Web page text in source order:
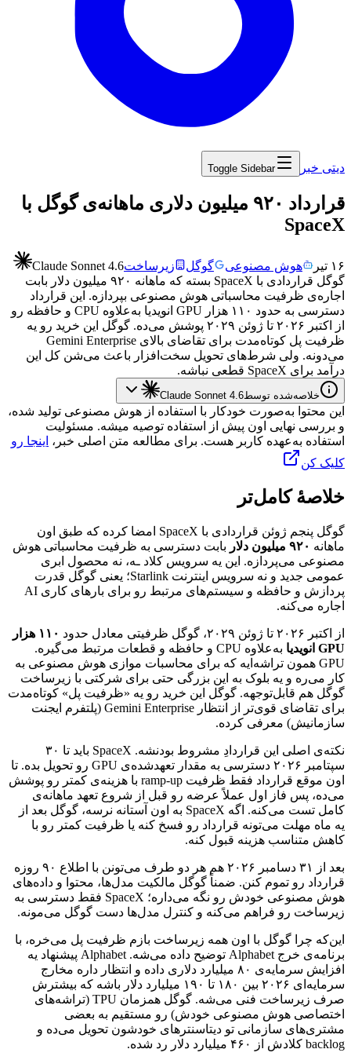
دیتی خبر Toggle Sidebar
‏قرارداد ۹۲۰ میلیون دلاری ماهانه‌ی گوگل با
SpaceX
۱۶ تیر هوش مصنوعی گوگل زیرساختClaude Sonnet 4.6
گوگل قراردادی با SpaceX بسته که ماهانه ۹۲۰ میلیون دلار بابت
اجاره‌ی ظرفیت محاسباتی هوش مصنوعی بپردازه. این قرارداد
دسترسی به حدود ۱۱۰ هزار GPU انویدیا به‌علاوه CPU و حافظه رو
از
اکتبر ۲۰۲۶ تا ژوئن ۲۰۲۹ پوشش می‌ده. گوگل این خرید رو یه
ظرفیت پل کوتاه‌مدت برای تقاضای بالای Gemini Enterprise
می‌دونه. ولی شرط‌های تحویل سخت‌افزار باعث می‌شن کل این
درآمد برای SpaceX قطعی نباشه.
خلاصه‌شده توسطClaude Sonnet 4.6
این محتوا به‌صورت خودکار با استفاده از هوش مصنوعی تولید شده،
و بررسی نهایی اون پیش از استفاده توصیه میشه. مسئولیت
استفاده به‌عهده کاربر هست. برای مطالعه متن اصلی خبر، اینجا رو
کلیک کن
خلاصهٔ کامل‌تر
گوگل پنجم ژوئن قراردادی با SpaceX امضا کرده که طبق اون
ماهانه ۹۲۰ میلیون دلار بابت دسترسی به ظرفیت محاسباتی هوش
مصنوعی می‌پردازه. این یه سرویس کلاد ـه، نه محصول ابری
عمومی جدید و نه سرویس اینترنت Starlink؛ یعنی گوگل قدرت
پردازش و حافظه و سیستم‌های مرتبط رو برای بارهای کاری AI
اجاره می‌کنه.
از اکتبر ۲۰۲۶ تا ژوئن ۲۰۲۹، گوگل ظرفیتی معادل حدود ۱۱۰ هزار
GPU انویدیا به‌علاوه CPU و حافظه و قطعات مرتبط می‌گیره.
GPU همون تراشه‌ایه که برای محاسبات موازی هوش مصنوعی به
کار می‌ره و یه بلوک به این بزرگی حتی برای شرکتی با زیرساخت
گوگل هم قابل‌توجهه. گوگل این خرید رو یه «ظرفیت پل» کوتاه‌مدت
برای تقاضای قوی‌تر از انتظار Gemini Enterprise (پلتفرم ایجنت
سازمانیش) معرفی کرده.
نکته‌ی اصلی این قراردادِ مشروط بودنشه. SpaceX باید تا ۳۰
سپتامبر ۲۰۲۶ دسترسی به مقدار تعهدشده‌ی GPU رو تحویل بده. تا
اون موقع قرارداد فقط ظرفیت ramp-up با هزینه‌ی کمتر رو پوشش
می‌ده، پس فاز اول عملاً عرضه رو قبل از شروع تعهد ماهانه‌ی
کامل تست می‌کنه. اگه SpaceX به اون آستانه نرسه، گوگل بعد از
یه ماه مهلت می‌تونه قرارداد رو فسخ کنه یا ظرفیت کمتر رو با
کاهش متناسب هزینه قبول کنه.
بعد از ۳۱ دسامبر ۲۰۲۶ هم هر دو طرف می‌تونن با اطلاع ۹۰ روزه
قرارداد رو تموم کنن. ضمناً گوگل مالکیت مدل‌ها، محتوا و داده‌های
هوش مصنوعی خودش رو نگه می‌داره؛ SpaceX فقط دسترسی به
زیرساخت رو فراهم می‌کنه و کنترل مدل‌ها دست گوگل می‌مونه.
این‌که چرا گوگل با اون همه زیرساخت بازم ظرفیت پل می‌خره، با
برنامه‌ی خرج Alphabet توضیح داده می‌شه. Alphabet پیشنهاد یه
افزایش سرمایه‌ی ۸۰ میلیارد دلاری داده و انتظار داره مخارج
سرمایه‌ای ۲۰۲۶ بین ۱۸۰ تا ۱۹۰ میلیارد دلار باشه که بیشترش
صرف زیرساخت فنی می‌شه. گوگل همزمان TPU (تراشه‌های
اختصاصی هوش مصنوعی خودش) رو مستقیم به بعضی
مشتری‌های سازمانی تو دیتاسنترهای خودشون تحویل می‌ده و
backlog کلادش از ۴۶۰ میلیارد دلار رد شده.